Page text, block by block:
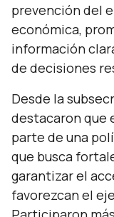
prevención del
económica,
información
de decisiones
Desde la
destacaron que
parte de una
que busca
garantizar el
favorezcan el